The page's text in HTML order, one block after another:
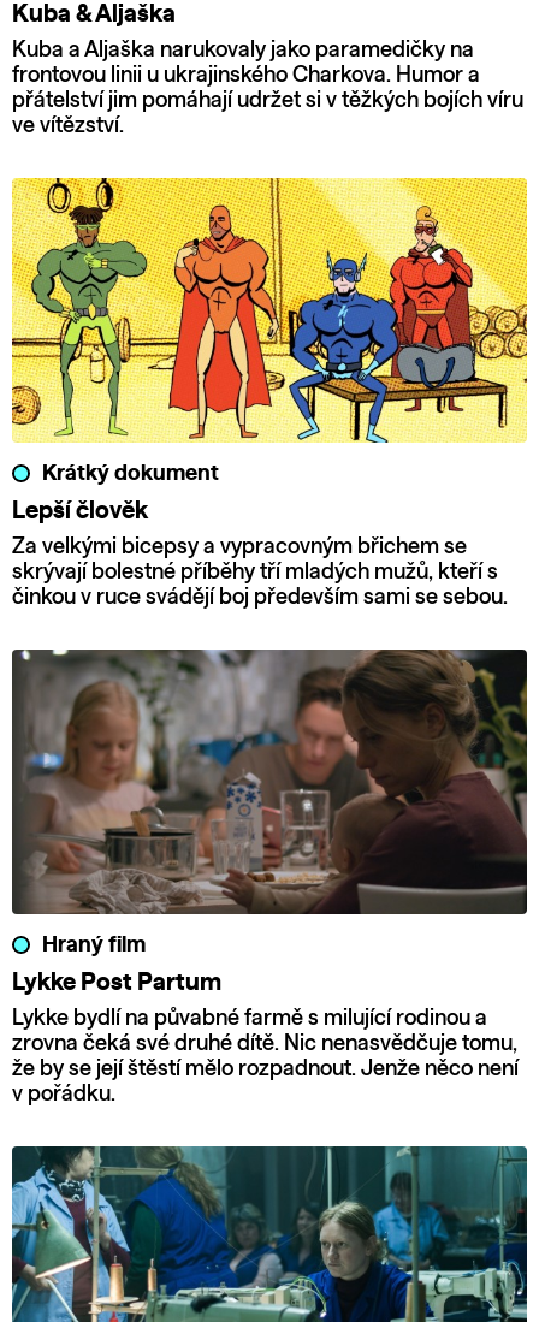
Kuba & Aljaška
Kuba a Aljaška narukovaly jako paramedičky na
frontovou linii u ukrajinského Charkova. Humor a
přátelství jim pomáhají udržet si v těžkých bojích víru
ve vítězství.
Krátký dokument
Lepší člověk
Za velkými bicepsy a vypracovným břichem se
skrývají bolestné příběhy tří mladých mužů, kteří s
činkou v ruce svádějí boj především sami se sebou.
Hraný film
Lykke Post Partum
Lykke bydlí na půvabné farmě s milující rodinou a
zrovna čeká své druhé dítě. Nic nenasvědčuje tomu,
že by se její štěstí mělo rozpadnout. Jenže něco není
v pořádku.